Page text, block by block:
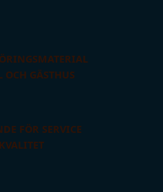
OCH GÄSTHUS
FÖR SERVICE